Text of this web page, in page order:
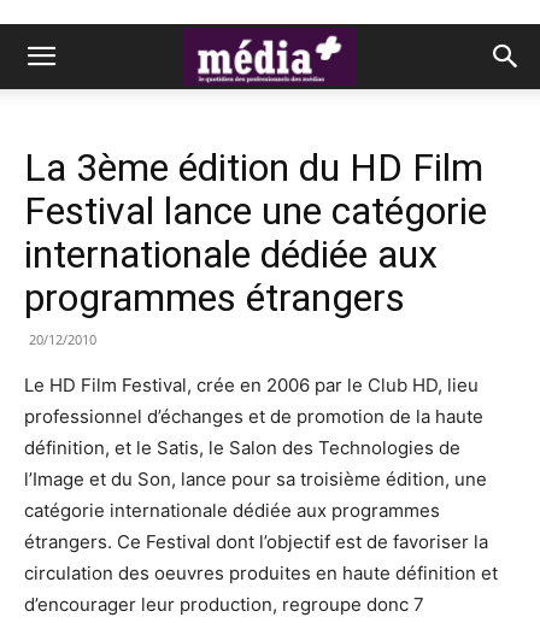
La 3ème édition du HD Film
Festival lance une catégorie
internationale dédiée aux
programmes étrangers
20/12/2010
Le HD Film Festival, crée en 2006 par le Club HD, lieu
professionnel d’échanges et de promotion de la haute
définition, et le Satis, le Salon des Technologies de
l’Image et du Son, lance pour sa troisième édition, une
catégorie internationale dédiée aux programmes
étrangers. Ce Festival dont l’objectif est de favoriser la
circulation des oeuvres produites en haute définition et
d’encourager leur production, regroupe donc 7